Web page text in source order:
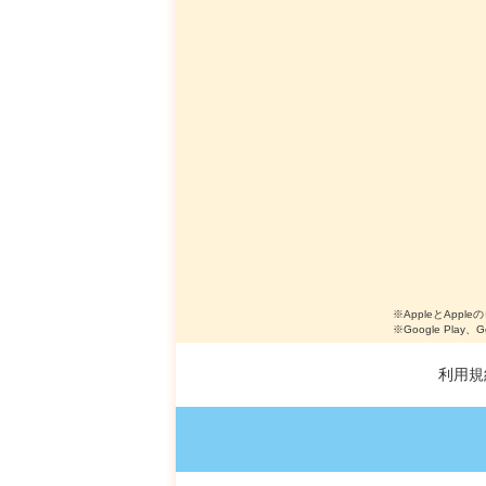
※AppleとAppleの
※Google Play、
利用